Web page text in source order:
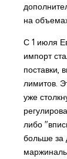
на
С 1 июля
импорт
поставки,
лимитов.
уже
либо
больше за